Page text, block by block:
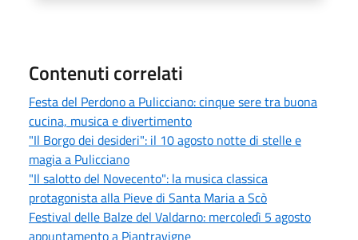
Contenuti correlati
Festa del Perdono a Pulicciano: cinque sere tra buona
cucina, musica e divertimento
"Il Borgo dei desideri": il 10 agosto notte di stelle e
magia a Pulicciano
"Il salotto del Novecento": la musica classica
protagonista alla Pieve di Santa Maria a Scò
Festival delle Balze del Valdarno: mercoledì 5 agosto
appuntamento a Piantravigne